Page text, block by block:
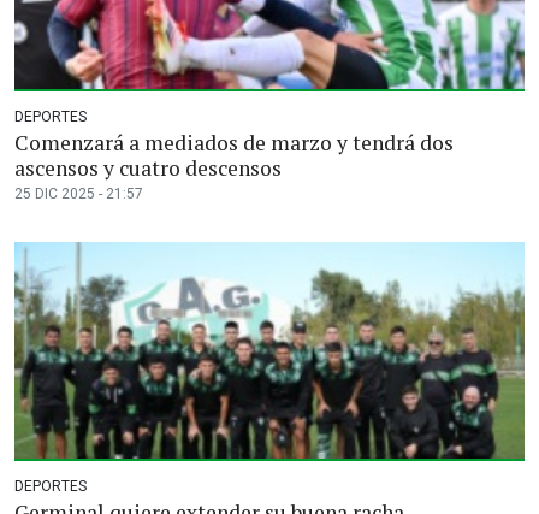
DEPORTES
Comenzará a mediados de marzo y tendrá dos
ascensos y cuatro descensos
25 DIC 2025 - 21:57
DEPORTES